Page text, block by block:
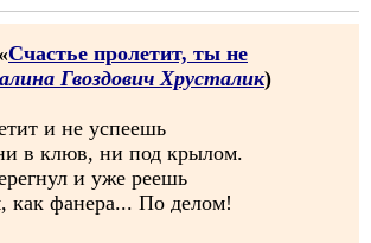
Счастье пролетит, ты не
Гвоздович Хрусталик)
и не успеешь
в клюв, ни под крылом.
и уже реешь
как фанера... По делом!